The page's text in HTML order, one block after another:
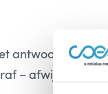
antwoord drie
– afwijkende